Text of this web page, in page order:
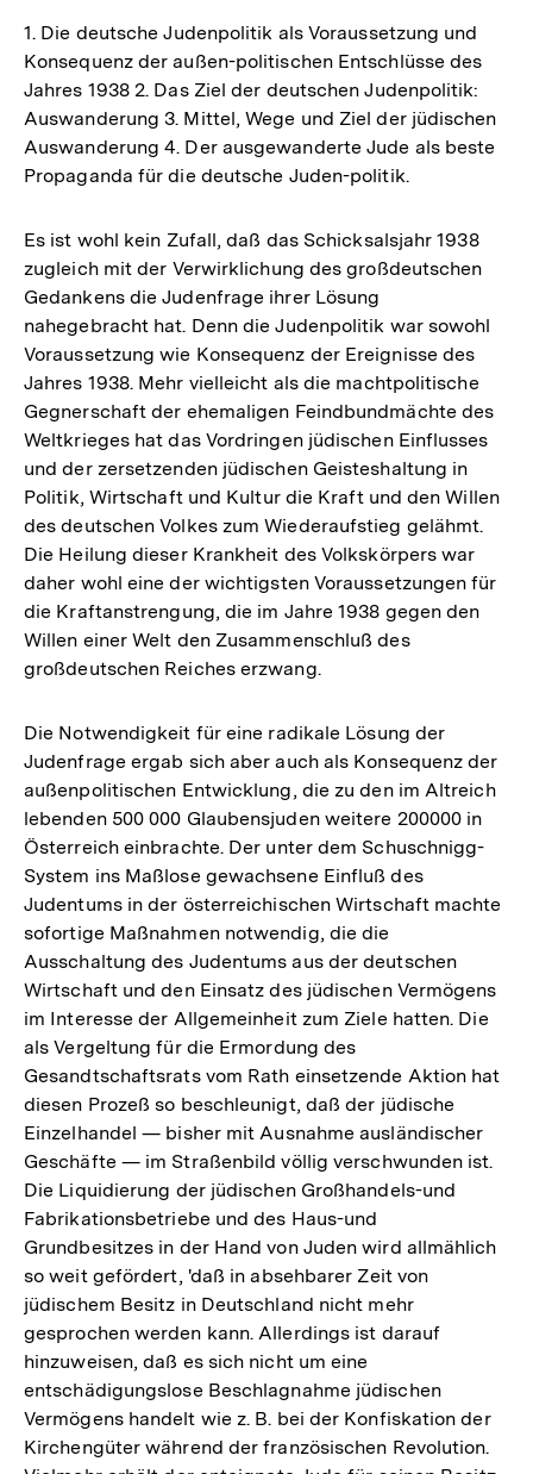
1. Die deutsche Judenpolitik als Voraussetzung und
Konsequenz der außen-politischen Entschlüsse des
Jahres 1938 2. Das Ziel der deutschen Judenpolitik:
Auswanderung 3. Mittel, Wege und Ziel der jüdischen
Auswanderung 4. Der ausgewanderte Jude als beste
Propaganda für die deutsche Juden-politik.
Es ist wohl kein Zufall, daß das Schicksalsjahr 1938
zugleich mit der Verwirklichung des großdeutschen
Gedankens die Judenfrage ihrer Lösung
nahegebracht hat. Denn die Judenpolitik war sowohl
Voraussetzung wie Konsequenz der Ereignisse des
Jahres 1938. Mehr vielleicht als die machtpolitische
Gegnerschaft der ehemaligen Feindbundmächte des
Weltkrieges hat das Vordringen jüdischen Einflusses
und der zersetzenden jüdischen Geisteshaltung in
Politik, Wirtschaft und Kultur die Kraft und den Willen
des deutschen Volkes zum Wiederaufstieg gelähmt.
Die Heilung dieser Krankheit des Volkskörpers war
daher wohl eine der wichtigsten Voraussetzungen für
die Kraftanstrengung, die im Jahre 1938 gegen den
Willen einer Welt den Zusammenschluß des
großdeutschen Reiches erzwang.
Die Notwendigkeit für eine radikale Lösung der
Judenfrage ergab sich aber auch als Konsequenz der
außenpolitischen Entwicklung, die zu den im Altreich
lebenden 500 000 Glaubensjuden weitere 200000 in
Österreich einbrachte. Der unter dem Schuschnigg-
System ins Maßlose gewachsene Einfluß des
Judentums in der österreichischen Wirtschaft machte
sofortige Maßnahmen notwendig, die die
Ausschaltung des Judentums aus der deutschen
Wirtschaft und den Einsatz des jüdischen Vermögens
im Interesse der Allgemeinheit zum Ziele hatten. Die
als Vergeltung für die Ermordung des
Gesandtschaftsrats vom Rath einsetzende Aktion hat
diesen Prozeß so beschleunigt, daß der jüdische
Einzelhandel — bisher mit Ausnahme ausländischer
Geschäfte — im Straßenbild völlig verschwunden ist.
Die Liquidierung der jüdischen Großhandels-und
Fabrikationsbetriebe und des Haus-und
Grundbesitzes in der Hand von Juden wird allmählich
so weit gefördert, 'daß in absehbarer Zeit von
jüdischem Besitz in Deutschland nicht mehr
gesprochen werden kann. Allerdings ist darauf
hinzuweisen, daß es sich nicht um eine
entschädigungslose Beschlagnahme jüdischen
Vermögens handelt wie z. B. bei der Konfiskation der
Kirchengüter während der französischen Revolution.